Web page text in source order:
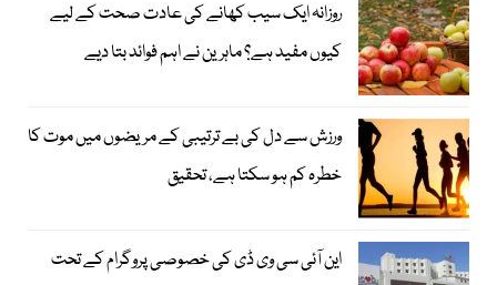
روزانہ ایک سیب کھانے کی عادت صحت کے لیے
کیوں مفید ہے؟ ماہرین نے اہم فوائد بتا دیے
ورزش سے دل کی بے ترتیبی کے مریضوں میں موت کا
خطرہ کم ہو سکتا ہے، تحقیق
این آئی سی وی ڈی کی خصوصی پروگرام کے تحت